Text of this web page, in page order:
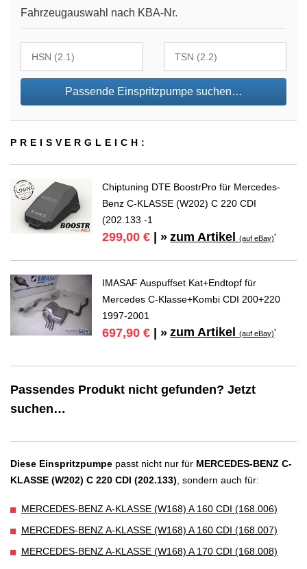
Fahrzeugauswahl nach KBA-Nr.
Passende Einspritzpumpe suchen…
PREIS­VER­GLEICH:
Chiptuning DTE BoostrPro für Mercedes-
Benz C-KLASSE (W202) C 220 CDI
(202.133 -1
299,00 € | » zum Artikel(auf eBay)*
IMASAF Auspuffset Kat+Endtopf für
Mercedes C-Klasse+Kombi CDI 200+220
1997-2001
697,90 € | » zum Artikel(auf eBay)*
Passendes Produkt nicht gefunden? Jetzt
suchen…
Diese Einspritzpumpe passt nicht nur für MERCEDES-BENZ C-
KLASSE (W202) C 220 CDI (202.133) , sondern auch für:
MERCEDES-BENZ A-KLASSE (W168) A 160 CDI (168.006)
MERCEDES-BENZ A-KLASSE (W168) A 160 CDI (168.007)
MERCEDES-BENZ A-KLASSE (W168) A 170 CDI (168.008)